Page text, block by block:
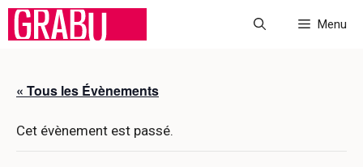
Aller
Menu
« Tous les Évènements
Cet évènement est passé.